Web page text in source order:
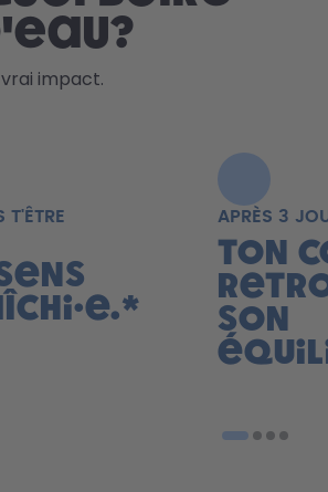
impact.
T'ÊTRE
APRÈS 3
Ton
son